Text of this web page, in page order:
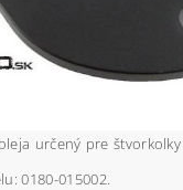
určený pre
0180-015002.